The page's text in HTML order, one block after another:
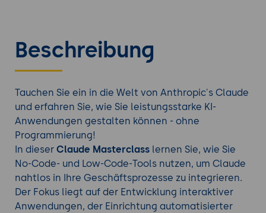
Beschreibung
Tauchen Sie ein in die Welt von Anthropic's Claude
und erfahren Sie, wie Sie leistungsstarke KI-
Anwendungen gestalten können - ohne
Programmierung!
In dieser Claude Masterclasslernen Sie, wie Sie
No-Code- und Low-Code-Tools nutzen, um Claude
nahtlos in Ihre Geschäftsprozesse zu integrieren.
Der Fokus liegt auf der Entwicklung interaktiver
Anwendungen, der Einrichtung automatisierter